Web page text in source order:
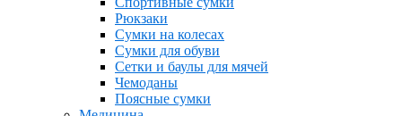
Рюкзаки
Сумки на колесах
Сумки для обуви
Сетки и баулы для мячей
Чемоданы
Поясные сумки